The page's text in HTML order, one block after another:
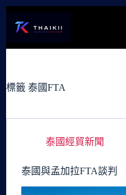
容
標籤 泰國FTA
泰國經貿新聞
泰國與孟加拉FTA談判